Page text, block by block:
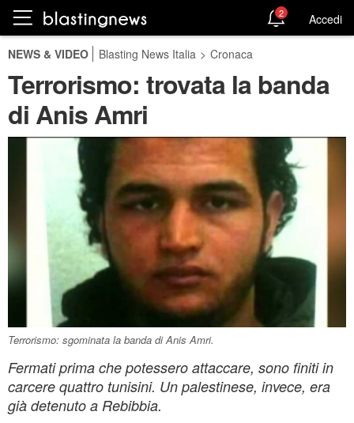
2 Accedi
NEWS & VIDEO Blasting News Italia > Cronaca
Terrorismo: trovata la banda
di Anis Amri
Terrorismo: sgominata la banda di Anis Amri.
Fermati prima che potessero attaccare, sono finiti in
carcere quattro tunisini. Un palestinese, invece, era
già detenuto a Rebibbia.